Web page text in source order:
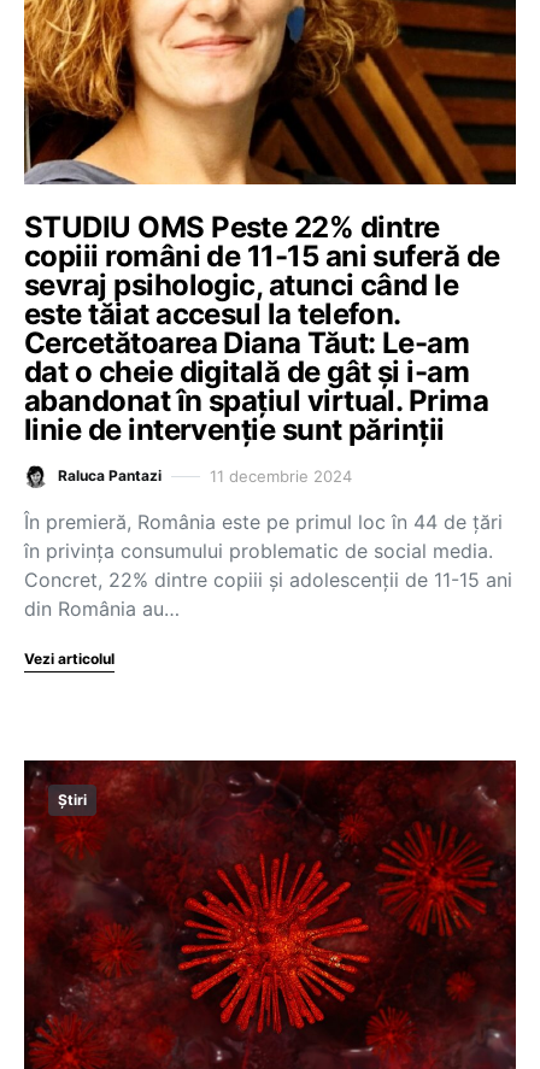
STUDIU OMS Peste 22% dintre
copiii români de 11-15 ani suferă de
sevraj psihologic, atunci când le
este tăiat accesul la telefon.
Cercetătoarea Diana Tăut: Le-am
dat o cheie digitală de gât și i-am
abandonat în spațiul virtual. Prima
linie de intervenție sunt părinții
Raluca Pantazi 11 decembrie 2024
În premieră, România este pe primul loc în 44 de țări
în privința consumului problematic de social media.
Concret, 22% dintre copiii și adolescenții de 11-15 ani
din România au…
Vezi articolul
Știri